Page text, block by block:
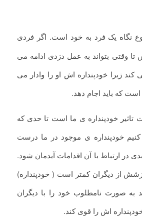
نگاه یک فرد به خود است. اگر فردی
وقتی بتواند به عمل دزدی ادامه می
زیرا خودپنداره اش او را وادار می
است که باید اجام دهد.
تاثیر خودپنداره ی ما است تا حدی که
خودپنداره ی موجود در ما درست
در ارتباط با آن اقدامات آیدمان شود.
از دیگران کمتر است ( خودپنداره)
صورت نامطلوب خود را با دیگران
اش را قوی کند.